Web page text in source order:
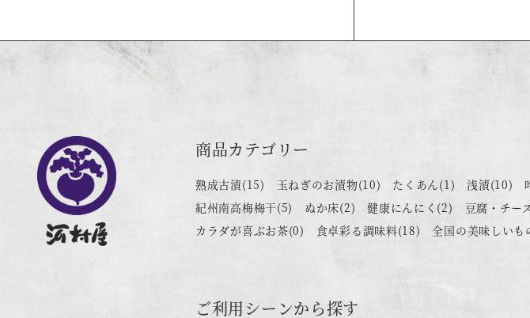
商品カテゴリー
熟成古漬(15) 玉ねぎのお漬物(10) たくあん(1) 浅漬(10)
紀州南高梅梅干(5) ぬか床(2) 健康にんにく (2) 豆腐・チー
カラダが喜ぶお茶(0) 食卓彩る調味料(18) 全国の美味しいも
ご利用シーンから探す